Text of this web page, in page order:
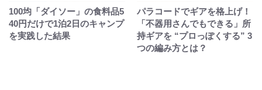
100均「ダイソー」の食料品5
40円だけで1泊2日のキャンプ
を実践した結果
パラコードでギアを格上げ！
「不器用さんでもできる」所
持ギアを “プロっぽくする” 3
つの編み方とは？